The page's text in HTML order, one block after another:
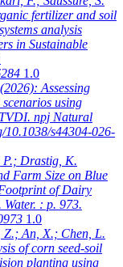
fertilizer and soil
analysis
in Sustainable
1.0
(2026): Assessing
using
npj Natural
s44304-026-
Drastig, K.
Farm Size on Blue
of Dairy
: p. 973.
1.0
An, X.; Chen, L.
of corn seed-soil
planting using